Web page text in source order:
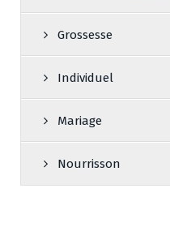
Grossesse
Individuel
Mariage
Nourrisson